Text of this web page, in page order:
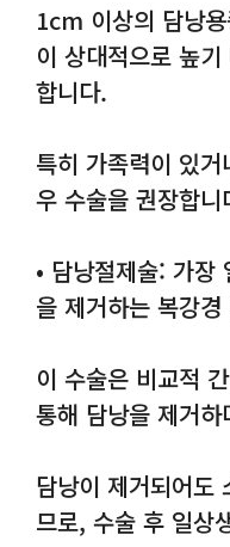
1cm 이상의 담낭
이 상대적으로 높
합니다.
특히 가족력이 있
우 수술을 권장합니
• 담낭절제술: 가장
을 제거하는 복강
이 수술은 비교적
통해 담낭을 제거
담낭이 제거되어도
므로, 수술 후 일상